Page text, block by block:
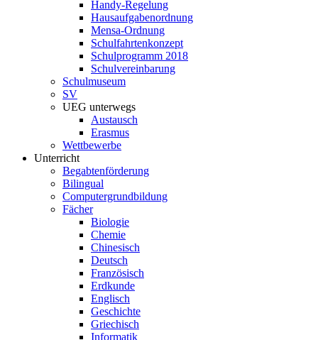
Handy-Regelung
Hausaufgabenordnung
Mensa-Ordnung
Schulfahrtenkonzept
Schulprogramm 2018
Schulvereinbarung
Schulmuseum
SV
UEG unterwegs
Austausch
Erasmus
Wettbewerbe
Unterricht
Begabtenförderung
Bilingual
Computergrundbildung
Fächer
Biologie
Chemie
Chinesisch
Deutsch
Französisch
Erdkunde
Englisch
Geschichte
Griechisch
Informatik